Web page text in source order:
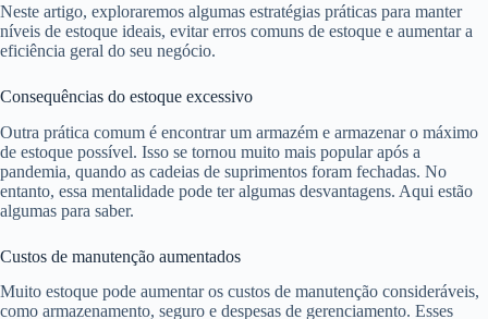
Neste artigo, exploraremos algumas estratégias práticas para manter
níveis de estoque ideais, evitar erros comuns de estoque e aumentar a
eficiência geral do seu negócio.
Consequências do estoque excessivo
Outra prática comum é encontrar um armazém e armazenar o máximo
de estoque possível. Isso se tornou muito mais popular após a
pandemia, quando as cadeias de suprimentos foram fechadas. No
entanto, essa mentalidade pode ter algumas desvantagens. Aqui estão
algumas para saber.
Custos de manutenção aumentados
Muito estoque pode aumentar os custos de manutenção consideráveis,
como armazenamento, seguro e despesas de gerenciamento. Esses